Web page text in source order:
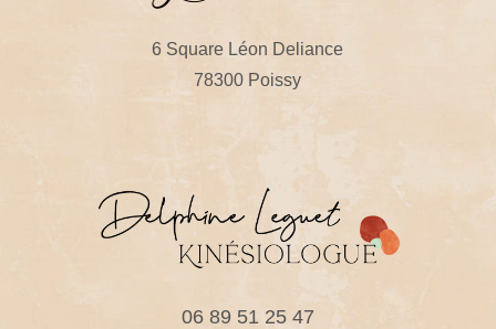
6 Square Léon Deliance
78300 Poissy
06 89 51 25 47